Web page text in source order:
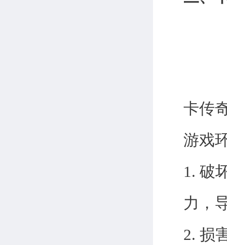
卡传
游戏
1. 破
力，
2. 损